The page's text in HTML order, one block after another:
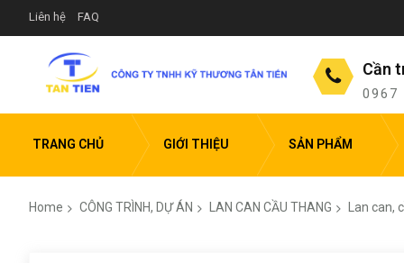
Liên hệ FAQ
Cần
0967
TRANG CHỦ GIỚI THIỆU SẢN PHẨM
Home CÔNG TRÌNH, DỰ ÁN LAN CAN CẦU THANG Lan can,